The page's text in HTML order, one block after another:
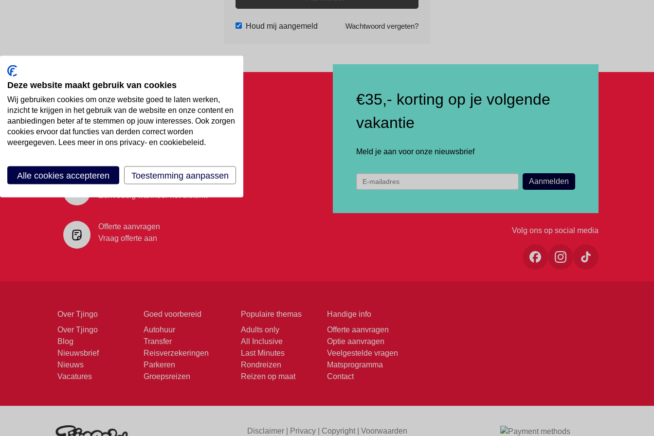
Houd mij aangemeld Wachtwoord vergeten?
Bel ons
088 66 55 999
Mail ons
Maak een afspraak
Eenvoudig wanneer het uitkomt
Offerte aanvragen
Vraag offerte aan
€35,- korting op je volgende
vakantie
Meld je aan voor onze nieuwsbrief
Volg ons op social media
Over Tjingo
Over Tjingo
Blog
Nieuwsbrief
Nieuws
Vacatures
Goed voorbereid
Autohuur
Transfer
Reisverzekeringen
Parkeren
Groepsreizen
Populaire themas
Adults only
All Inclusive
Last Minutes
Rondreizen
Reizen op maat
Handige info
Offerte aanvragen
Optie aanvragen
Veelgestelde vragen
Matsprogramma
Contact
Disclaimer| Privacy| Copyright| Voorwaarden
Deze website maakt gebruik van cookies
Wij gebruiken cookies om onze website goed te laten werken,
inzicht te krijgen in het gebruik van de website en onze content en
aanbiedingen beter af te stemmen op jouw interesses. Ook zorgen
cookies ervoor dat functies van derden correct worden
weergegeven. Lees meer in ons privacy- en cookiebeleid.
Alle cookies accepteren Toestemming aanpassen